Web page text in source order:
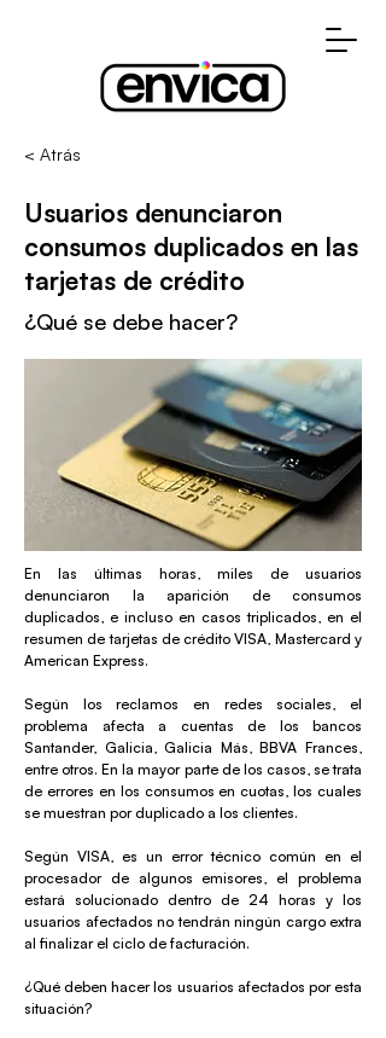
< Atrás
Usuarios denunciaron
consumos duplicados en las
tarjetas de crédito
¿Qué se debe hacer?
En las últimas horas, miles de usuarios
denunciaron la aparición de consumos
duplicados, e incluso en casos triplicados, en el
resumen de tarjetas de crédito VISA, Mastercard y
American Express.
Según los reclamos en redes sociales, el
problema afecta a cuentas de los bancos
Santander, Galicia, Galicia Más, BBVA Frances,
entre otros. En la mayor parte de los casos, se trata
de errores en los consumos en cuotas, los cuales
se muestran por duplicado a los clientes.
Según VISA, es un error técnico común en el
procesador de algunos emisores, el problema
estará solucionado dentro de 24 horas y los
usuarios afectados no tendrán ningún cargo extra
al finalizar el ciclo de facturación.
¿Qué deben hacer los usuarios afectados por esta
situación?